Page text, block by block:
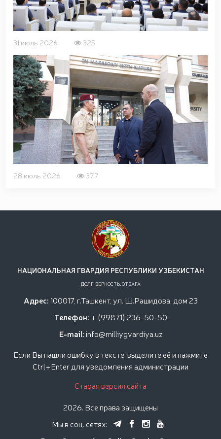
31 июль 2026 325
28 июль 2026 377
НАЦИОНАЛЬНАЯ ГВАРДИЯ РЕСПУБЛИКИ УЗБЕКИСТАН
ДОЛГ, ВЕРНОСТЬ, ОТВАГА
Адрес: 100017, г.Ташкент, ул. Ш.Рашидова, дом 23
Телефон: + (99871) 236-50-50
E-mail:info@milliygvardiya.uz
Если Вы нашли ошибку в тексте, выделите её и нажмите
Ctrl+Enter для уведомления администрации
Старая версия сайта
2026. Все права защищены
Мы в соц. сетях: